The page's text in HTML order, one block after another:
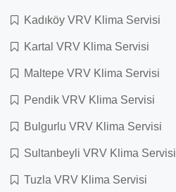
Kadıköy VRV Klima Servisi
Kartal VRV Klima Servisi
Maltepe VRV Klima Servisi
Pendik VRV Klima Servisi
Bulgurlu VRV Klima Servisi
Sultanbeyli VRV Klima Servisi
Tuzla VRV Klima Servisi